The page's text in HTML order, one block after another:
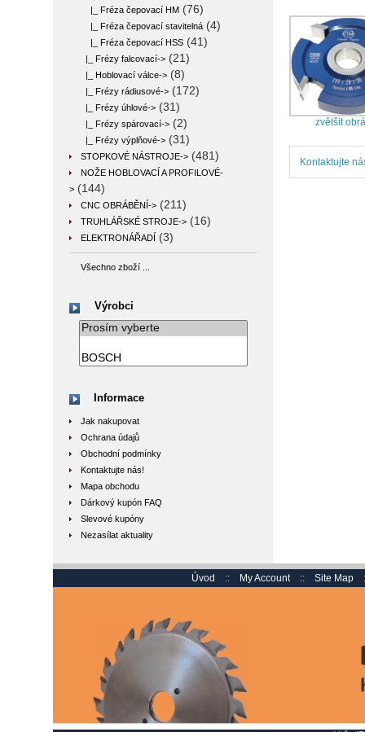
|_ Fréza čepovací HM (76)
|_ Fréza čepovací stavitelná (4)
|_ Fréza čepovací HSS (41)
|_ Frézy falcovací-> (21)
|_ Hoblovací válce-> (8)
|_ Frézy rádiusové-> (172)
|_ Frézy úhlové-> (31)
|_ Frézy spárovací-> (2)
|_ Frézy výplňové-> (31)
STOPKOVÉ NÁSTROJE-> (481)
NOŽE HOBLOVACÍ A PROFILOVÉ-
> (144)
CNC OBRÁBĚNÍ-> (211)
TRUHLÁŘSKÉ STROJE-> (16)
ELEKTRONÁŘADÍ (3)
Všechno zboží ...
Výrobci
Informace
Jak nakupovat
Ochrana údajů
Obchodní podmínky
Kontaktujte nás!
Mapa obchodu
Dárkový kupón FAQ
Slevové kupóny
Nezasílat aktuality
zvětšit
Kontaktujte
Úvod :: My Account :: Site Map